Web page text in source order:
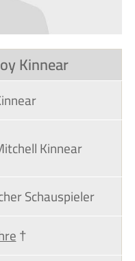
Kinnear
Kinnear
Schauspieler
†